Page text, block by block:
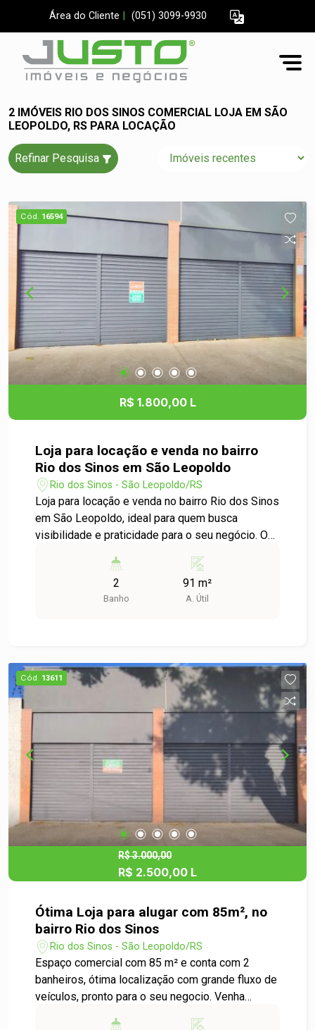
Área do Cliente (051) 3099-9930
2 IMÓVEIS RIO DOS SINOS COMERCIAL LOJA EM SÃO
LEOPOLDO, RS PARA LOCAÇÃO
Refinar Pesquisa
Cód. 16594
R$ 1.800,00 L
Loja para locação e venda no bairro
Rio dos Sinos em São Leopoldo
Rio dos Sinos - São Leopoldo/RS
Loja para locação e venda no bairro Rio dos Sinos
em São Leopoldo, ideal para quem busca
visibilidade e praticidade para o seu negócio. O
de forma funcional, proporcionando um ambiente
versátil para diferentes tipos de atividades
comerciais. Possui duas frentes com 4 portas de
fluxo de veículos, oferece alta visibilidade e
potencial para atrair clientes. Está próxima ao
comércio local e conta com fácil acesso ao
centro da cidade e à BR-116, o que favorece a
logística e mobilidade no dia a dia. Aproveite
essa oportunidade para posicionar o seu negócio
em uma região estratégica. Agende sua visita e
venha conhecer de perto todo o potencial deste
espaço!
2
Banho
91 m²
A. Útil
Cód. 13611
R$ 3.000,00
R$ 2.500,00 L
Ótima Loja para alugar com 85m², no
bairro Rio dos Sinos
Rio dos Sinos - São Leopoldo/RS
Espaço comercial com 85 m² e conta com 2
banheiros, ótima localização com grande fluxo de
veículos, pronto para o seu negocio. Venha